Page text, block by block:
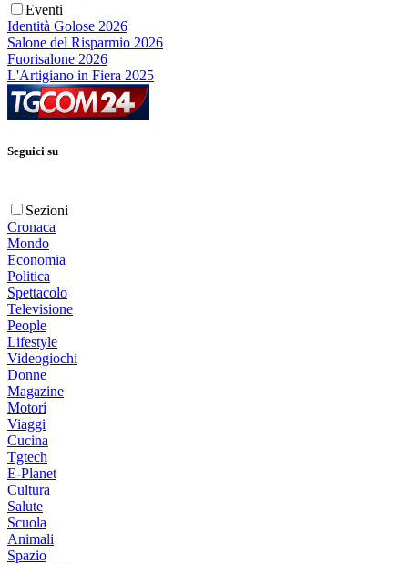
Eventi
Identità Golose 2026
Salone del Risparmio 2026
Fuorisalone 2026
L'Artigiano in Fiera 2025
Seguici su
Sezioni
Cronaca
Mondo
Economia
Politica
Spettacolo
Televisione
People
Lifestyle
Videogiochi
Donne
Magazine
Motori
Viaggi
Cucina
Tgtech
E-Planet
Cultura
Salute
Scuola
Animali
Spazio